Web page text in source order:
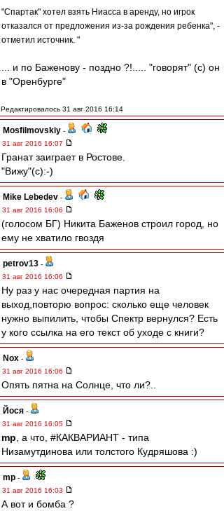
"Спартак" хотел взять Ниасса в аренду, но игрок
отказался от предложения из-за рождения ребенка", -
отметил источник. "
... и по Баженову - поздно ?!..... "говорят" (c) он
в "Оренбурге"
Редактировалось 31 авг 2016 16:14
Mosfilmovskiy -
31 авг 2016 16:07
Гранат заиграет в Ростове.
"Вижу"(с):-)
Mike Lebedev -
31 авг 2016 16:06
(голосом БГ) Никита Баженов строил город, но
ему не хватило гвоздя
petrov13 -
31 авг 2016 16:06
Ну раз у нас очередная партия на
выход,повторю вопрос: сколько еще человек
нужно выпилить, чтобы Спектр вернулся? Есть
у кого ссылка на его текст об уходе с книги?
Nox -
31 авг 2016 16:06
Опять пятна на Солнце, что ли?..
Йося -
31 авг 2016 16:05
mp , а что, #КАКВАРИАНТ - типа
Низамутдинова или толстого Кудряшова :)
mp -
31 авг 2016 16:03
А вот и бомба ?